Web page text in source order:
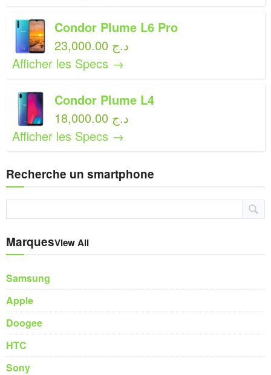
Condor Plume L6 Pro
23,000.00 د.ج
Afficher les Specs →
Condor Plume L4
18,000.00 د.ج
Afficher les Specs →
Recherche un smartphone
MarquesView All
Samsung
Apple
Doogee
HTC
Sony